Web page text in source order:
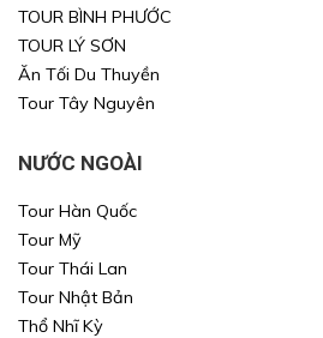
TOUR BÌNH PHƯỚC
TOUR LÝ SƠN
Ăn Tối Du Thuyền
Tour Tây Nguyên
NƯỚC NGOÀI
Tour Hàn Quốc
Tour Mỹ
Tour Thái Lan
Tour Nhật Bản
Thổ Nhĩ Kỳ